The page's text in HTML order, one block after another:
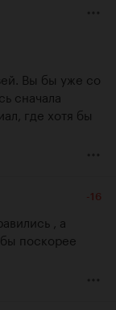
Вы бы уже со
сначала
где хотя бы
-16
, а
поскорее